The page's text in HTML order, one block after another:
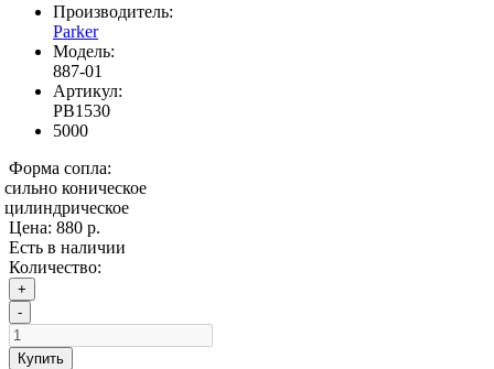
Производитель:
Parker
Модель:
887-01
Артикул:
PB1530
5000
Форма сопла:
сильно коническое
цилиндрическое
Цена: 880 р.
Есть в наличии
Количество:
+
-
Купить